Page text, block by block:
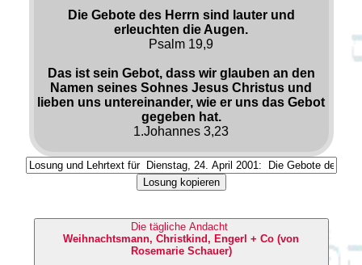
Die Gebote des Herrn sind lauter und
erleuchten die Augen.
Psalm 19,9
Das ist sein Gebot, dass wir glauben an den
Namen seines Sohnes Jesus Christus und
lieben uns untereinander, wie er uns das Gebot
gegeben hat.
1.Johannes 3,23
Losung kopieren
Die tägliche Andacht
Weihnachtsmann, Christkind, Engerl + Co (von
Rosemarie Schauer)